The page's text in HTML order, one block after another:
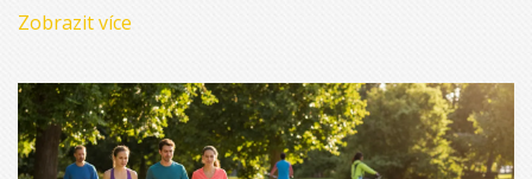
Zobrazit více